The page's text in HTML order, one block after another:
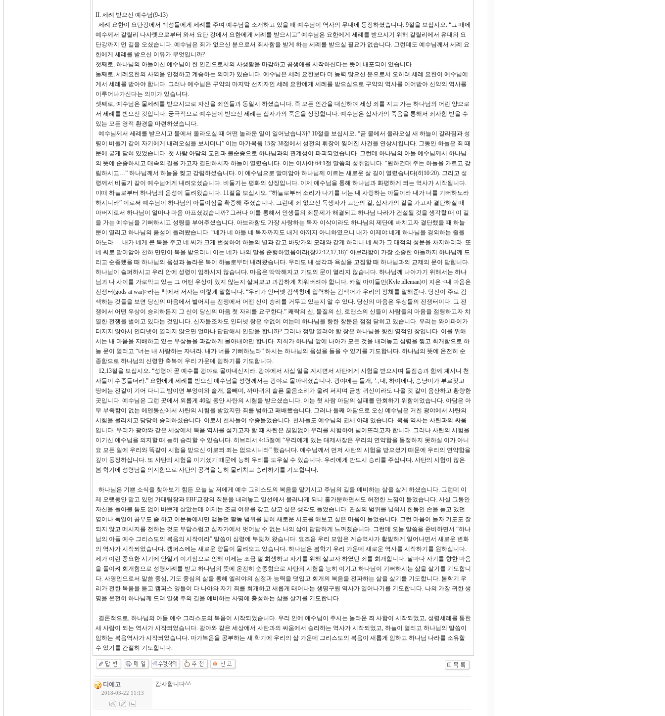
II. 세례 받으신 예수님(9-13)
세례 요한이 요단강에서 백성들에게 세례를 주며 예수님을 소개하고 있을 때 예수님이 역사의 무대에 등장하셨습니다. 9절을 보십시오. “그 때에
예수께서 갈릴리 나사렛으로부터 와서 요단 강에서 요한에게 세례를 받으시고” 예수님은 요한에게 세례를 받으시기 위해 갈릴리에서 유대의 요
단강까지 먼 길을 오셨습니다. 예수님은 죄가 없으신 분으로서 죄사함을 받게 하는 세례를 받으실 필요가 없습니다. 그런데도 예수님께서 세례 요
한에게 세례를 받으신 이유가 무엇입니까?
첫째로, 하나님의 아들이신 예수님이 한 인간으로서의 사생활을 마감하고 공생애를 시작하신다는 뜻이 내포되어 있습니다.
둘째로, 세례요한의 사역을 인정하고 계승하는 의미가 있습니다. 예수님은 세례 요한보다 더 능력 많으신 분으로서 오히려 세례 요한이 예수님에
게서 세례를 받아야 합니다. 그러나 예수님은 구약의 마지막 선지자인 세례 요한에게 세례를 받으심으로 구약의 역사를 이어받아 신약의 역사를
이루어나가신다는 의미가 있습니다.
셋째로, 예수님은 물세례를 받으시므로 자신을 죄인들과 동일시 하셨습니다. 즉 모든 인간을 대신하여 세상 죄를 지고 가는 하나님의 어린 양으로
서 세례를 받으신 것입니다. 궁극적으로 예수님이 받으신 세례는 십자가의 죽음을 상징합니다. 예수님은 십자가의 죽음을 통해서 죄사함 받을 수
있는 모든 영적 환경을 마련하셨습니다.
예수님께서 세례를 받으시고 물에서 올라오실 때 어떤 놀라운 일이 일어났습니까? 10절을 보십시오. “곧 물에서 올라오실 새 하늘이 갈라짐과 성
령이 비둘기 같이 자기에게 내려오심을 보시더니” 이는 마가복음 15장 38절에서 성전의 휘장이 찢어진 사건을 연상시킵니다. 그동안 하늘은 죄 때
문에 굳게 닫혀 있었습니다. 첫 사람 아담의 교만과 불순종으로 하나님과의 관계성이 파괴되었습니다. 그런데 하나님의 아들 예수님께서 하나님
의 뜻에 순종하시고 대속의 길을 가고자 결단하시자 하늘이 열렸습니다. 이는 이사야 64:1절 말씀의 성취입니다. “원하건대 주는 하늘을 가르고 강
림하시고…” 하나님께서 하늘을 찢고 강림하셨습니다. 이 예수님으로 말미암아 하나님께 이르는 새로운 살 길이 열렸습니다(히10:20). 그리고 성
령께서 비둘기 같이 예수님에게 내려오셨습니다. 비둘기는 평화의 상징입니다. 이제 예수님을 통해 하나님과 화평하게 되는 역사가 시작됩니다.
이때 하늘로부터 하나님의 음성이 들려왔습니다. 11절을 보십시오. “하늘로부터 소리가 나기를 너는 내 사랑하는 아들이라 내가 너를 기뻐하노라
하시니라” 이로써 예수님이 하나님의 아들이심을 확증해 주셨습니다. 그런데 죄 없으신 독생자가 고난의 길, 십자가의 길을 가고자 결단하실 때
아버지로서 하나님이 얼마나 마음 아프셨겠습니까? 그러나 이를 통해서 인생들의 죄문제가 해결되고 하나님 나라가 건설될 것을 생각할 때 이 길
을 가는 예수님을 기뻐하시고 성령을 부어주셨습니다. 아브라함도 가장 사랑하는 독자 이삭이라도 하나님의 제단에 바치고자 결단했을 때 하늘
문이 열리고 하나님의 음성이 들려왔습니다. “네가 네 아들 네 독자까지도 내게 아끼지 아니하였으니 내가 이제야 네게 하나님을 경외하는 줄을
아노라. …내가 네게 큰 복을 주고 네 씨가 크게 번성하여 하늘의 별과 같고 바닷가의 모래와 같게 하리니 네 씨가 그 대적의 성문을 차지하리라. 또
네 씨로 말미암아 천하 만민이 복을 받으리니 이는 네가 나의 말을 준행하였음이라(창22:12,17,18)” 아브라함이 가장 소중한 아들까지 하나님께 드
리고 순종했을 때 하나님의 음성과 놀라운 복이 하늘로부터 내려왔습니다. 우리도 내 생각과 욕심을 고집할 때 하나님과의 교제의 문이 닫힙니다.
하나님이 슬퍼하시고 우리 안에 성령이 임하시지 않습니다. 마음은 딱딱해지고 기도의 문이 열리지 않습니다. 하나님께 나아가기 위해서는 하나
님과 나 사이를 가로막고 있는 그 어떤 우상이 있지 않는지 살펴보고 과감하게 치워버려야 합니다. 카일 아이들먼(Kyle idleman)이 지은 <내 마음은
전쟁터(gods at war)>라는 책에서 저자는 이렇게 말합니다. “우리가 인터넷 검색창에 입력하는 검색어가 우리의 정체를 말해준다. 당신이 주로 검
색하는 것들을 보면 당신의 마음에서 벌어지는 전쟁에서 어떤 신이 승리를 거두고 있는지 알 수 있다. 당신의 마음은 우상들의 전쟁터이다. 그 전
쟁에서 어떤 우상이 승리하든지 그 신이 당신의 마음 첫 자리를 요구한다.” 쾌락의 신, 물질의 신, 로맨스의 신들이 사람들의 마음을 점령하고자 치
열한 전쟁을 벌이고 있다는 것입니다. 신자들조차도 인터넷 창은 수없이 여는데 하나님을 향한 창문은 점점 닫히고 있습니다. 우리는 와이파이가
터지지 않아서 인터넷이 열리지 않으면 얼마나 답답해서 안달을 합니까? 그러나 정말 열려야 할 창은 하나님을 향한 영적인 창입니다. 이를 위해
서는 내 마음을 지배하고 있는 우상들을 과감하게 몰아내야만 합니다. 저희가 하나님 앞에 나아가 모든 것을 내려놓고 심령을 찢고 회개함으로 하
늘 문이 열리고 “너는 내 사랑하는 자녀라. 내가 너를 기뻐하노라” 하시는 하나님의 음성을 들을 수 있기를 기도합니다. 하나님의 뜻에 온전히 순
종함으로 하나님의 신령한 축복이 우리 가운데 임하기를 기도합니다.
12,13절을 보십시오. “성령이 곧 예수를 광야로 몰아내신지라. 광야에서 사십 일을 계시면서 사탄에게 시험을 받으시며 들짐승과 함께 계시니 천
사들이 수종들더라.” 요한에게 세례를 받으신 예수님을 성령께서는 광야로 몰아내셨습니다. 광야에는 들개, 늑대, 하이에나, 승냥이가 부르짖고
땅에는 전갈이 기어 다니고 밤이면 부엉이와 솔개, 올빼미, 까마귀의 슬픈 울음소리가 울려 퍼지며 금방 귀신이라도 나올 것 같이 음산하고 황량한
곳입니다. 예수님은 그런 곳에서 외롭게 40일 동안 사탄의 시험을 받으셨습니다. 이는 첫 사람 아담의 실패를 만회하기 위함이었습니다. 아담은 아
무 부족함이 없는 에덴동산에서 사탄의 시험을 받았지만 죄를 범하고 패배했습니다. 그러나 둘째 아담으로 오신 예수님은 거친 광야에서 사탄의
시험을 물리치고 당당히 승리하셨습니다. 이로서 천사들이 수종들었습니다. 천사들도 예수님의 권세 아래 있습니다. 복음 역사는 사탄과의 싸움
입니다. 우리가 광야와 같은 세상에서 복음 역사를 섬기고자 할 때 사탄은 끊임없이 우리를 시험하여 넘어뜨리고자 합니다. 그러나 사탄의 시험을
이기신 예수님을 의지할 때 능히 승리할 수 있습니다. 히브리서 4:15절에 “우리에게 있는 대제사장은 우리의 연약함을 동정하지 못하실 이가 아니
요 모든 일에 우리와 똑같이 시험을 받으신 이로되 죄는 없으시니라” 했습니다. 예수님께서 먼저 사탄의 시험을 받으셨기 때문에 우리의 연약함을
깊이 동정하십니다. 또 사탄의 시험을 이기셨기 때문에 능히 우리를 도우실 수 있습니다. 우리에게 반드시 승리를 주십니다. 사탄의 시험이 많은
봄 학기에 성령님을 의지함으로 사탄의 공격을 능히 물리치고 승리하기를 기도합니다.
하나님은 기쁜 소식을 찾아보기 힘든 오늘 날 저에게 예수 그리스도의 복음을 맡기시고 주님의 길을 예비하는 삶을 살게 하셨습니다. 그런데 이
제 오랫동안 맡고 있던 가대팀장과 EBF교장의 직분을 내려놓고 일선에서 물러나게 되니 홀가분하면서도 허전한 느낌이 들었습니다. 사실 그동안
자신을 돌아볼 틈도 없이 바쁘게 살았는데 이제는 조금 여유를 갖고 살고 싶은 생각도 들었습니다. 관심의 범위를 넓혀서 한동안 손을 놓고 있던
영어나 독일어 공부도 좀 하고 이문동에서만 맴돌던 활동 범위를 넓혀 새로운 시도를 해보고 싶은 마음이 들었습니다. 그런 마음이 들자 기도도 잘
되지 않고 메시지를 전하는 것도 부담스럽고 십자가에서 벗어날 수 없는 나의 삶이 답답하게 느껴졌습니다. 그런데 오늘 말씀을 준비하면서 “하나
님의 아들 예수 그리스도의 복음의 시작이라” 말씀이 심령에 부딪쳐 왔습니다. 요즈음 우리 모임은 계승역사가 활발하게 일어나면서 새로운 변화
의 역사가 시작되었습니다. 캠퍼스에는 새로운 양들이 몰려오고 있습니다. 하나님은 봄학기 우리 가운데 새로운 역사를 시작하기를 원하십니다.
제가 이런 중요한 시기에 안일과 이기심으로 인해 이제는 조금 덜 희생하고 자기를 위해 살고자 하였던 죄를 회개합니다. 날마다 자기를 향한 마음
을 돌이켜 회개함으로 성령세례를 받고 하나님의 뜻에 온전히 순종함으로 사탄의 시험을 능히 이기고 하나님이 기뻐하시는 삶을 살기를 기도합니
다. 사명인으로서 말씀 중심, 기도 중심의 삶을 통해 엘리야의 심정과 능력을 덧입고 회개의 복음을 전파하는 삶을 살기를 기도합니다. 봄학기 우
리가 전한 복음을 듣고 캠퍼스 양들이 다 나아와 자기 죄를 회개하고 새롭게 태어나는 생명구원 역사가 일어나기를 기도합니다. 나의 가장 귀한 생
명을 온전히 하나님께 드려 일생 주의 길을 예비하는 사명에 충성하는 삶을 살기를 기도합니다.
결론적으로, 하나님의 아들 예수 그리스도의 복음이 시작되었습니다. 우리 안에 예수님이 주시는 놀라운 죄 사함이 시작되었고, 성령세례를 통한
새 사람이 되는 역사가 시작되었습니다. 광야와 같은 세상에서 사탄과의 싸움에서 승리하는 역사가 시작되었고, 하늘이 열리고 하나님의 말씀이
임하는 복음역사가 시작되었습니다. 마가복음을 공부하는 새 학기에 우리의 삶 가운데 그리스도의 복음이 새롭게 임하고 하나님 나라를 소유할
수 있기를 간절히 기도합니다.
디에고
2018-03-22 11:13
감사합니다^^